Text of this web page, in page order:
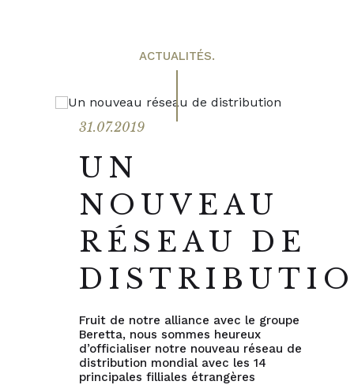
ACTUALITÉS.
31.07.2019
UN
NOUVEAU
RÉSEAU DE
Fruit de notre alliance avec le groupe
Beretta, nous sommes heureux
d’officialiser notre nouveau réseau de
distribution mondial avec les 14
principales filliales étrangères